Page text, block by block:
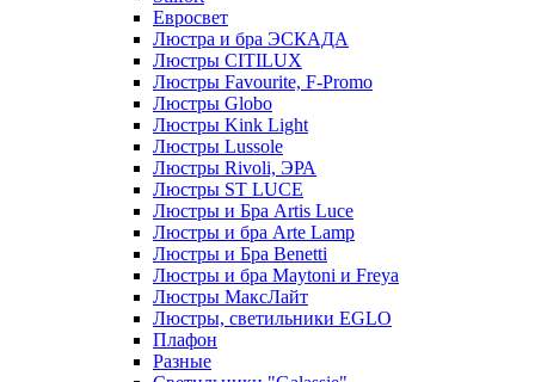
Евросвет
Люстра и бра ЭСКАДА
Люстры CITILUX
Люстры Favourite, F-Promo
Люстры Globo
Люстры Kink Light
Люстры Lussole
Люстры Rivoli, ЭРА
Люстры ST LUCE
Люстры и Бра Artis Luce
Люстры и бра Arte Lamp
Люстры и Бра Benetti
Люстры и бра Maytoni и Freya
Люстры МаксЛайт
Люстры, светильники EGLO
Плафон
Разные